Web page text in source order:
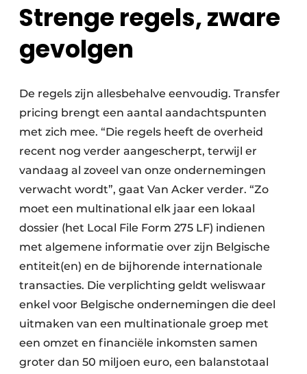
Strenge regels, zware
gevolgen
De regels zijn allesbehalve eenvoudig. Transfer
pricing brengt een aantal aandachtspunten
met zich mee. “Die regels heeft de overheid
recent nog verder aangescherpt, terwijl er
vandaag al zoveel van onze ondernemingen
verwacht wordt”, gaat Van Acker verder. “Zo
moet een multinational elk jaar een lokaal
dossier (het Local File Form 275 LF) indienen
met algemene informatie over zijn Belgische
entiteit(en) en de bijhorende internationale
transacties. Die verplichting geldt weliswaar
enkel voor Belgische ondernemingen die deel
uitmaken van een multinationale groep met
een omzet en financiële inkomsten samen
groter dan 50 miljoen euro, een balanstotaal